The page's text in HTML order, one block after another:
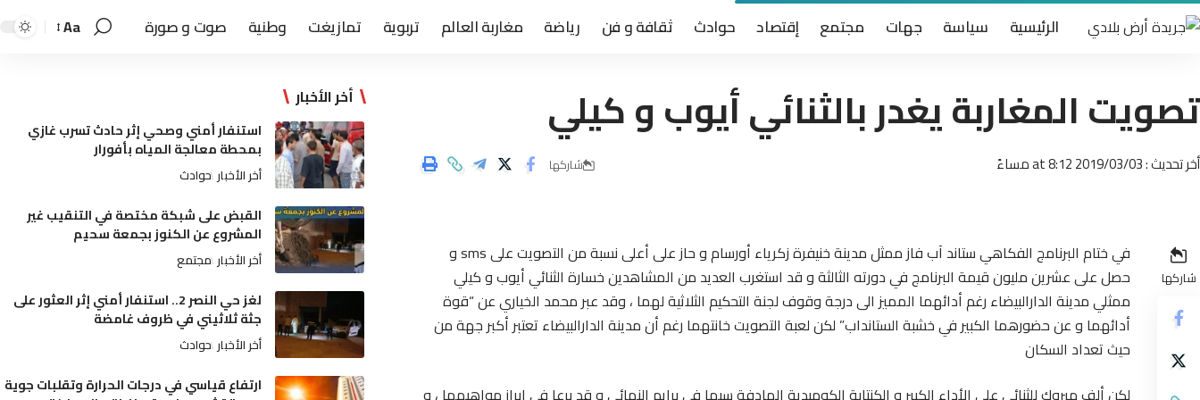
الرئيسية سياسة جهات مجتمع إقتصاد حوادث ثقافة و فن رياضة مغاربة العالم تربوية تمازيغت وطنية صوت و صورة Aa
تصويت المغاربة يغدر بالثنائي أيوب و كيلي
أخر تحديث : 2019/03/03 at 8:12 مساءً شاركها
شاركها
في ختام البرنامج الفكاهي ستاند آب فاز ممثل مدينة خنيفرة زكرياء أورسام و حاز على أعلى نسبة من التصويت على sms و
حصل على عشرين مليون قيمة البرنامج في دورته الثالثة و قد استغرب العديد من المشاهدين خسارة الثنائي أيوب و كيلي
ممثلي مدينة الدارالبيضاء رغم أدائهما المميز الى درجة وقوف لجنة التحكيم الثلاثية لهما ، وقد عبر محمد الخياري عن “قوة
أدائهما و عن حضورهما الكبير في خشبة الستانداب” لكن لعبة التصويت خانتهما رغم أن مدينة الدارالبيضاء تعتبر أكبر جهة من
حيث تعداد السكان
لكن ألف مبروك للثنائي على الأداء الكبير و الكنتابة الكوميدية الهادفة سيما في برايم النهائي و قد برعا في إبراز مواهبهما ، و
أخر الأخبار
استنفار أمني وصحي إثر حادث تسرب غازي
بمحطة معالجة المياه بأفورار
أخر الأخبار حوادث
القبض على شبكة مختصة في التنقيب غير
المشروع عن الكنوز بجمعة سحيم
أخر الأخبار مجتمع
لغز حي النصر 2.. استنفار أمني إثر العثور على
جثة ثلاثيني في ظروف غامضة
أخر الأخبار حوادث
ارتفاع قياسي في درجات الحرارة وتقلبات جوية